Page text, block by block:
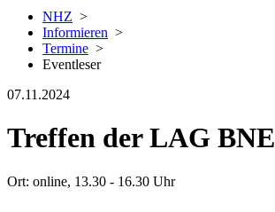
NHZ >
Informieren >
Termine >
Eventleser
07.11.2024
Treffen der LAG BNE
Ort: online, 13.30 - 16.30 Uhr